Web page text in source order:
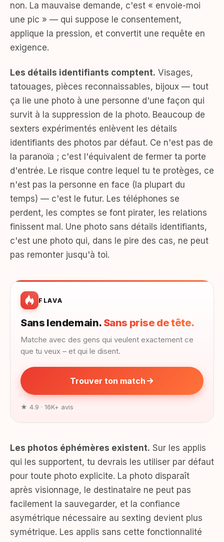
non. La mauvaise demande, c'est « envoie-moi
une pic » — qui suppose le consentement,
applique la pression, et convertit une requête en
exigence.
Les détails identifiants comptent. Visages,
tatouages, pièces reconnaissables, bijoux — tout
ça lie une photo à une personne d'une façon qui
survit à la suppression de la photo. Beaucoup de
sexters expérimentés enlèvent les détails
identifiants des photos par défaut. Ce n'est pas de
la paranoïa ; c'est l'équivalent de fermer ta porte
d'entrée. Le risque contre lequel tu te protèges, ce
n'est pas la personne en face (la plupart du
temps) — c'est le futur. Les téléphones se
perdent, les comptes se font pirater, les relations
finissent mal. Une photo sans détails identifiants,
c'est une photo qui, dans le pire des cas, ne peut
pas remonter jusqu'à toi.
FLAVA
Sans lendemain. Sans prise de tête.
Matche avec des gens qui veulent exactement ce
que tu veux – et qui le disent.
Trouver ton match
★ 4.9 · 16K+ avis
Les photos éphémères existent. Sur les applis
qui les supportent, tu devrais les utiliser par défaut
pour toute photo explicite. La photo disparaît
après visionnage, le destinataire ne peut pas
facilement la sauvegarder, et la confiance
asymétrique nécessaire au sexting devient plus
symétrique. Les applis sans cette fonctionnalité